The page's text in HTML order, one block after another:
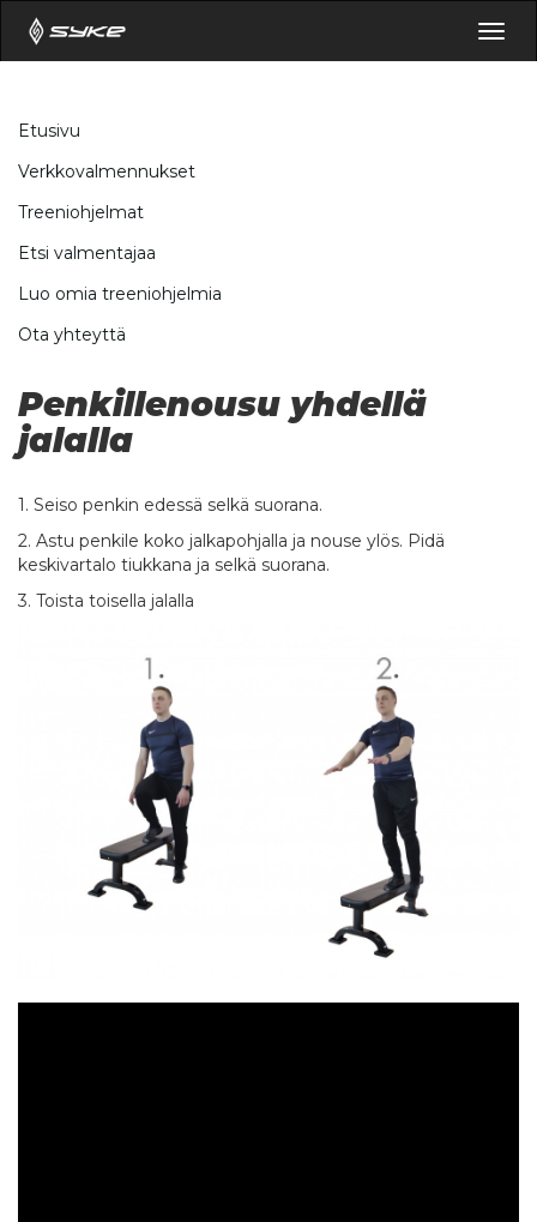
Etusivu
Verkkovalmennukset
Treeniohjelmat
Etsi valmentajaa
Luo omia treeniohjelmia
Ota yhteyttä
Penkillenousu yhdellä
jalalla
1. Seiso penkin edessä selkä suorana.
2. Astu penkile koko jalkapohjalla ja nouse ylös. Pidä
keskivartalo tiukkana ja selkä suorana.
3. Toista toisella jalalla